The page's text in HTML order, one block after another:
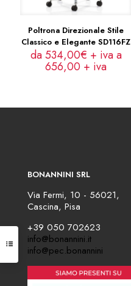
Poltrona Direzionale Stile
Classico e Elegante SD116FZ
da 534,00€ + iva a
656,00 + iva
BONANNINI SRL
Via Fermi, 10 - 56021,
Cascina, Pisa
+39 050 702623
info@bonannini.it
info@pec.bonannini